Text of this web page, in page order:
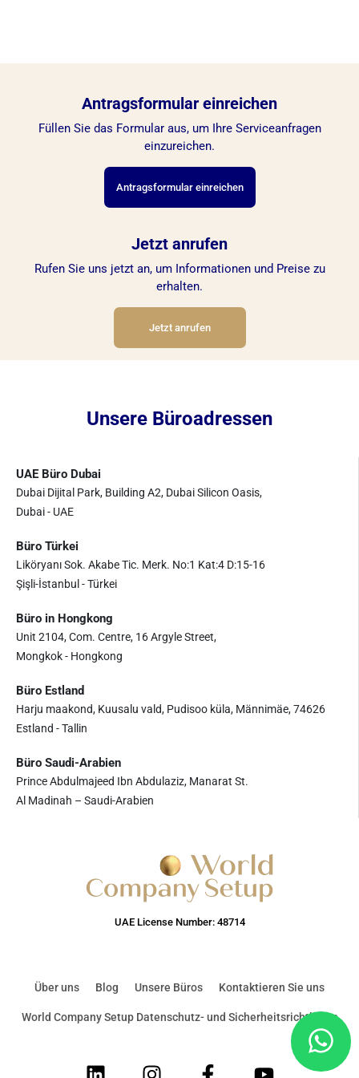
Antragsformular einreichen
Füllen Sie das Formular aus, um Ihre Serviceanfragen
einzureichen.
Antragsformular einreichen
Jetzt anrufen
Rufen Sie uns jetzt an, um Informationen und Preise zu
erhalten.
Jetzt anrufen
Unsere Büroadressen
UAE Büro Dubai
Dubai Dijital Park, Building A2, Dubai Silicon Oasis,
Dubai - UAE
Büro Türkei
Liköryanı Sok. Akabe Tic. Merk. No:1 Kat:4 D:15-16
Şişli-İstanbul - Türkei
Büro in Hongkong
Unit 2104, Com. Centre, 16 Argyle Street,
Mongkok - Hongkong
Büro Estland
Harju maakond, Kuusalu vald, Pudisoo küla, Männimäe, 74626
Estland - Tallin
Büro Saudi-Arabien
Prince Abdulmajeed Ibn Abdulaziz, Manarat St.
Al Madinah – Saudi-Arabien
UAE License Number: 48714
Über uns Blog Unsere Büros Kontaktieren Sie uns
World Company Setup Datenschutz- und Sicherheitsrichtlinien